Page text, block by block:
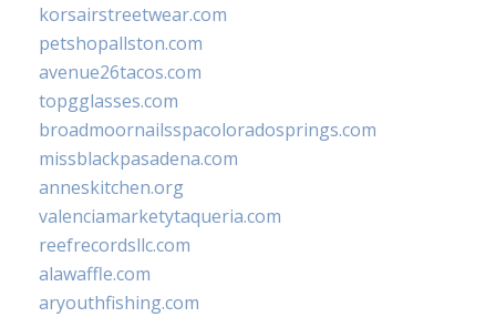
korsairstreetwear.com
petshopallston.com
avenue26tacos.com
topgglasses.com
broadmoornailsspacoloradosprings.com
missblackpasadena.com
anneskitchen.org
valenciamarketytaqueria.com
reefrecordsllc.com
alawaffle.com
aryouthfishing.com